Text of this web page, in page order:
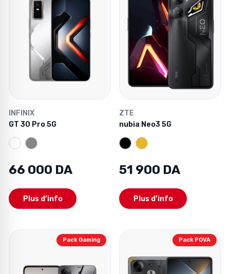
INFINIX
GT 30 Pro 5G
66 000 DA
Plus d’info
ZTE
nubia Neo3 5G
51 900 DA
Plus d’info
Pack Gaming Pack POVA